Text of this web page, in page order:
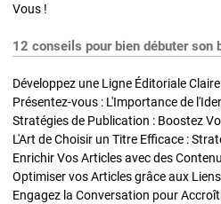
Vous !
12 conseils pour bien débuter son
Développez une Ligne Éditoriale
Présentez-vous : L'Importance de
L'Art de Choisir un Titre Efficace :
Optimiser vos Articles grâce aux Liens
Engagez la Conversation pour